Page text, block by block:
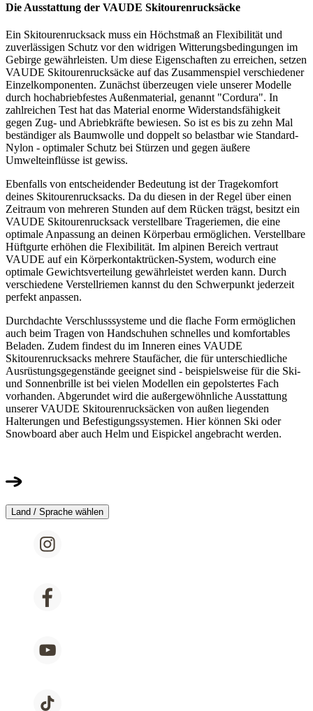
Die Ausstattung der VAUDE Skitourenrucksäcke
Ein Skitourenrucksack muss ein Höchstmaß an Flexibilität und
zuverlässigen Schutz vor den widrigen Witterungsbedingungen im
Gebirge gewährleisten. Um diese Eigenschaften zu erreichen, setzen
VAUDE Skitourenrucksäcke auf das Zusammenspiel verschiedener
Einzelkomponenten. Zunächst überzeugen viele unserer Modelle
durch hochabriebfestes Außenmaterial, genannt "Cordura". In
zahlreichen Test hat das Material enorme Widerstandsfähigkeit
gegen Zug- und Abriebkräfte bewiesen. So ist es bis zu zehn Mal
beständiger als Baumwolle und doppelt so belastbar wie Standard-
Nylon - optimaler Schutz bei Stürzen und gegen äußere
Umwelteinflüsse ist gewiss.
Ebenfalls von entscheidender Bedeutung ist der Tragekomfort
deines Skitourenrucksacks. Da du diesen in der Regel über einen
Zeitraum von mehreren Stunden auf dem Rücken trägst, besitzt ein
VAUDE Skitourenrucksack verstellbare Trageriemen, die eine
optimale Anpassung an deinen Körperbau ermöglichen. Verstellbare
Hüftgurte erhöhen die Flexibilität. Im alpinen Bereich vertraut
VAUDE auf ein Körperkontaktrücken-System, wodurch eine
optimale Gewichtsverteilung gewährleistet werden kann. Durch
verschiedene Verstellriemen kannst du den Schwerpunkt jederzeit
perfekt anpassen.
Durchdachte Verschlusssysteme und die flache Form ermöglichen
auch beim Tragen von Handschuhen schnelles und komfortables
Beladen. Zudem findest du im Inneren eines VAUDE
Skitourenrucksacks mehrere Staufächer, die für unterschiedliche
Ausrüstungsgegenstände geeignet sind - beispielsweise für die Ski-
und Sonnenbrille ist bei vielen Modellen ein gepolstertes Fach
vorhanden. Abgerundet wird die außergewöhnliche Ausstattung
unserer VAUDE Skitourenrucksäcken von außen liegenden
Halterungen und Befestigungssystemen. Hier können Ski oder
Snowboard aber auch Helm und Eispickel angebracht werden.
Land / Sprache wählen